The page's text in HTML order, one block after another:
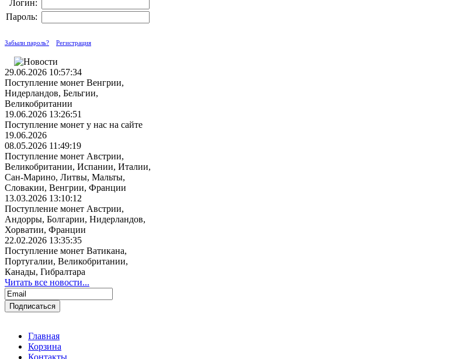
Логин:
Пароль:
Забыли пароль? Регистрация
29.06.2026 10:57:34
Поступление монет Венгрии,
Нидерландов, Бельгии,
Великобритании
19.06.2026 13:26:51
Поступление монет у нас на сайте
19.06.2026
08.05.2026 11:49:19
Поступление монет Австрии,
Великобритании, Испании, Италии,
Сан-Марино, Литвы, Мальты,
Словакии, Венгрии, Франции
13.03.2026 13:10:12
Поступление монет Австрии,
Андорры, Болгарии, Нидерландов,
Хорватии, Франции
22.02.2026 13:35:35
Поступление монет Ватикана,
Португалии, Великобритании,
Канады, Гибралтара
Читать все новости...
Главная
Корзина
Контакты